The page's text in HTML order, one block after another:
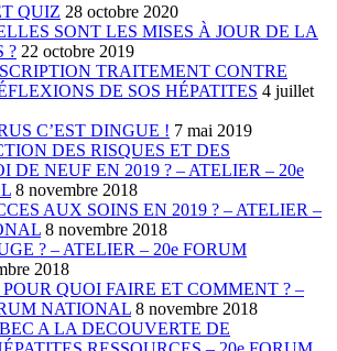
QUIZ 28 octobre 2020
SONT LES MISES À JOUR DE LA
? 22 octobre 2019
TRAITEMENT CONTRE
DE SOS HÉPATITES 4 juillet
C’EST DINGUE ! 7 mai 2019
DES RISQUES ET DES
DE NEUF EN 2019 ? – ATELIER – 20e
8 novembre 2018
AUX SOINS EN 2019 ? – ATELIER –
8 novembre 2018
? – ATELIER – 20e FORUM
2018
QUOI FAIRE ET COMMENT ? –
NATIONAL 8 novembre 2018
A LA DECOUVERTE DE